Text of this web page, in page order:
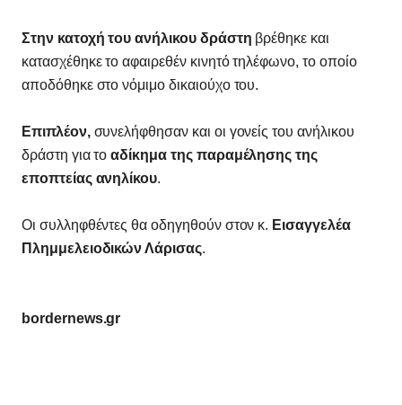
Στην κατοχή του ανήλικου δράστη βρέθηκε και
κατασχέθηκε το αφαιρεθέν κινητό τηλέφωνο, το οποίο
αποδόθηκε στο νόμιμο δικαιούχο του.
Επιπλέον,συνελήφθησαν και οι γονείς του ανήλικου
δράστη για τοαδίκημα της παραμέλησης της
εποπτείας ανηλίκου.
Οι συλληφθέντες θα οδηγηθούν στον κ. Εισαγγελέα
Πλημμελειοδικών Λάρισας.
bordernews.gr